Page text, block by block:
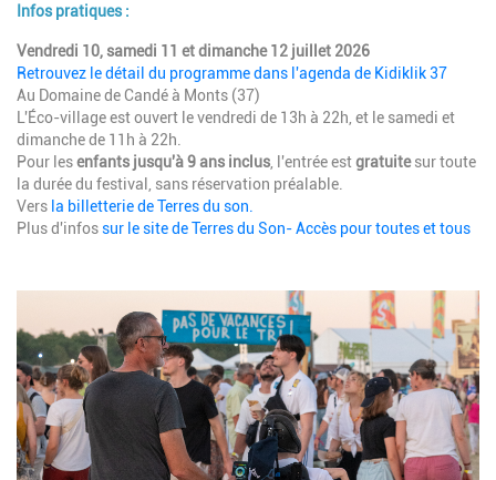
Description
Infos pratiques :
Vendredi 10, samedi 11 et dimanche 12 juillet 2026
Retrouvez le détail du programme dans l'agenda de Kidiklik 37
Au Domaine de Candé à Monts (37)
L'Éco-village est ouvert le vendredi de 13h à 22h, et le samedi et
dimanche de 11h à 22h.
Pour lesenfants jusqu'à 9 ans inclus, l'entrée estgratuite sur toute
la durée du festival, sans réservation préalable.
Vers la billetterie de Terres du son.
Plus d'infossur le site de Terres du Son- Accès pour toutes et tous